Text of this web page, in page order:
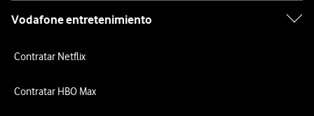
Vodafone entretenimiento
Contratar Netflix
Contratar HBO Max